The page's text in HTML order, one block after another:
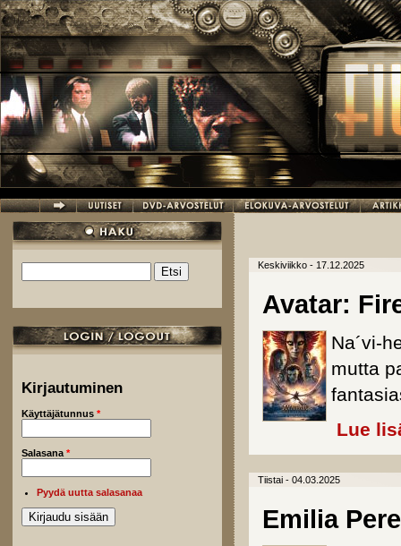
Hyppää pääsisältöön
Hakulomake
Kirjautuminen
Käyttäjätunnus *
Salasana *
Pyydä uutta salasanaa
Keskiviikko - 17.12.2025
Avatar:
Na´vi-
mutta
Lue
Tiistai - 04.03.2025
Emilia